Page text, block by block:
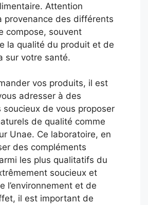
Attention
provenance des différents
compose, souvent
la qualité du produit et de
sur votre santé.
vos produits, il est
adresser à des
soucieux de vous proposer
de qualité comme
Unae. Ce laboratoire, en
des compléments
les plus qualitatifs du
soucieux et
l’environnement et de
il est important de